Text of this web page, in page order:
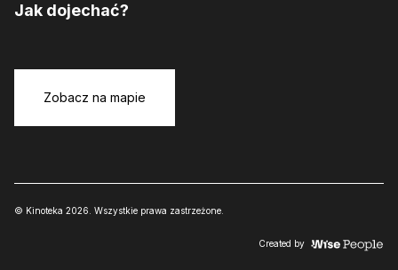
Jak dojechać?
Zobacz na mapie
© Kinoteka 2026. Wszystkie prawa zastrzeżone.
Created by